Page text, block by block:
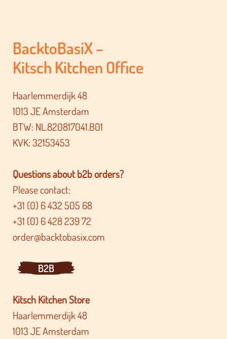
BacktoBasiX –
Kitsch Kitchen Office
Haarlemmerdijk 48
1013 JE Amsterdam
BTW: NL.820817041.B01
KVK: 32153453
Questions about b2b orders?
Please contact:
+31 (0) 6 432 505 68
+31 (0) 6 428 239 72
order@backtobasix.com
B2B
Kitsch Kitchen Store
Haarlemmerdijk 48
1013 JE Amsterdam